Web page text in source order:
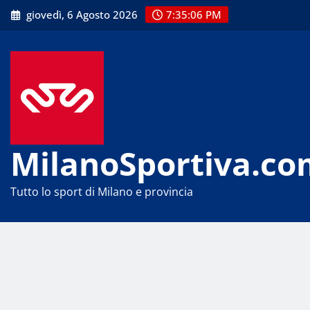
Skip
to
giovedì, 6 Agosto 2026 7:35:07 PM
Tutto lo sport di Milano e provincia